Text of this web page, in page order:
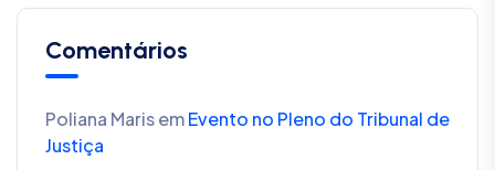
Comentários
Poliana MarisemEvento no Pleno do Tribunal de
Justiça